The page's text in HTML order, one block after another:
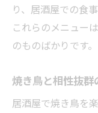
焼き鳥と
海鮮と焼
介
験
友人との
り、居酒屋での食
これらのメニュー
のものばかりです。
焼き鳥と相性抜
居酒屋で焼き鳥を